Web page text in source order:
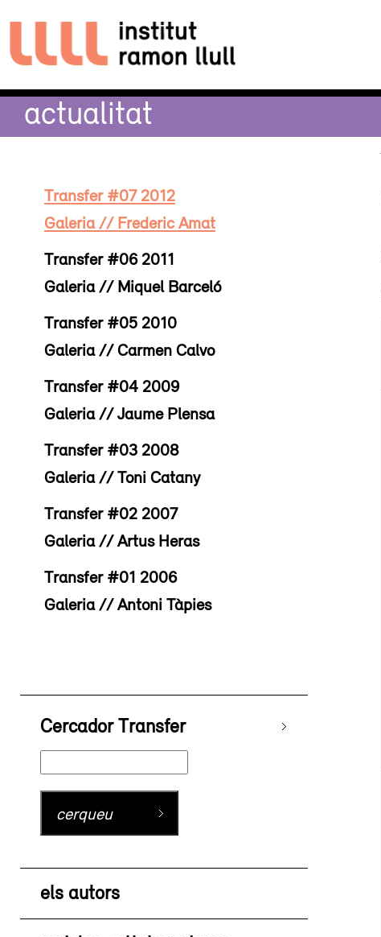
actualitat
Transfer #07 2012
Galeria // Frederic Amat
Transfer #06 2011
Galeria // Miquel Barceló
Transfer #05 2010
Galeria // Carmen Calvo
Transfer #04 2009
Galeria // Jaume Plensa
Transfer #03 2008
Galeria // Toni Catany
Transfer #02 2007
Galeria // Artus Heras
Transfer #01 2006
Galeria // Antoni Tàpies
Cercador Transfer
els autors